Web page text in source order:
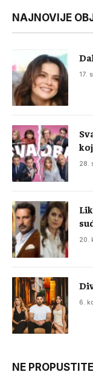
NAJNOVIJE
17.
28.
20.
6.
NE PROPUSTITE